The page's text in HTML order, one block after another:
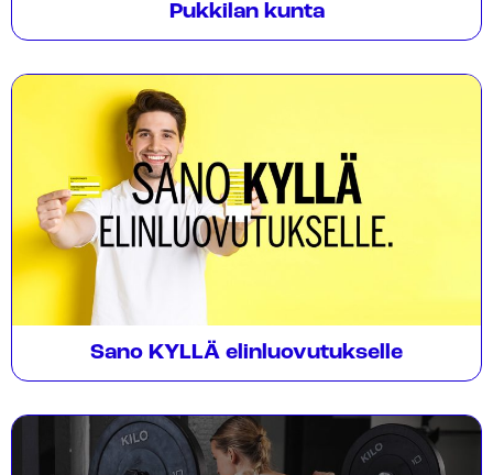
Pukkilan kunta
Sano KYLLÄ elinluovutukselle